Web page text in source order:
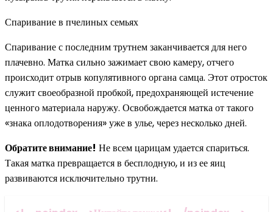
Спаривание в пчелиных семьях
Спаривание с последним трутнем заканчивается для него
плачевно. Матка сильно зажимает свою камеру, отчего
происходит отрыв копулятивного органа самца. Этот отросток
служит своеобразной пробкой, предохраняющей истечение
ценного материала наружу. Освобождается матка от такого
«знака оплодотворения» уже в улье, через несколько дней.
Обратите внимание! Не всем царицам удается спариться.
Такая матка превращается в бесплодную, и из ее яиц
развиваются исключительно трутни.